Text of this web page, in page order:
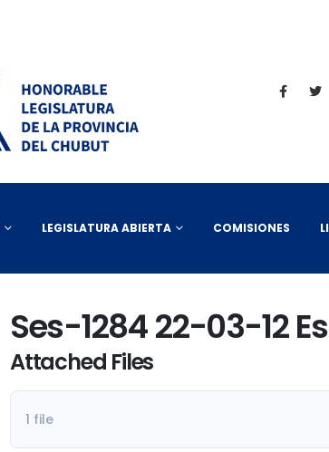
LEGISLATURA ABIERTA COMISIONES
Ses-1284 22-03-12
Attached Files
1 file